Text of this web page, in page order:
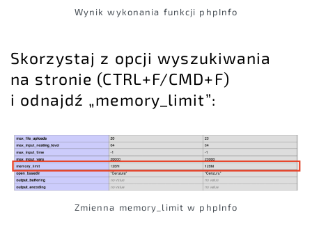
Wynik wykonania funkcji phpInfo
Skorzystaj z opcji wyszukiwania
na stronie (CTRL+F/CMD+F)
i odnajdź „memory_limit”:
Zmienna memory_limit w phpInfo